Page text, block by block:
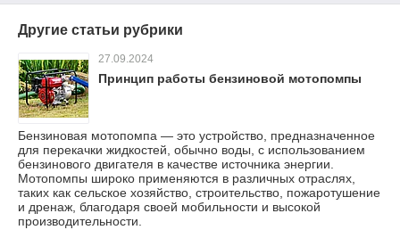
Другие статьи рубрики
27.09.2024
Принцип работы бензиновой мотопомпы
Бензиновая мотопомпа — это устройство, предназначенное
для перекачки жидкостей, обычно воды, с использованием
бензинового двигателя в качестве источника энергии.
Мотопомпы широко применяются в различных отраслях,
таких как сельское хозяйство, строительство, пожаротушение
и дренаж, благодаря своей мобильности и высокой
производительности.